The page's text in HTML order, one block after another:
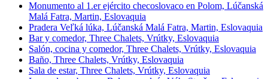
Monumento al 1.er ejército checoslovaco en Polom, Lúčanská
Malá Fatra, Martin, Eslovaquia
Pradera Veľká lúka, Lúčanská Malá Fatra, Martin, Eslovaquia
Bar y comedor, Three Chalets, Vrútky, Eslovaquia
Salón, cocina y comedor, Three Chalets, Vrútky, Eslovaquia
Baño, Three Chalets, Vrútky, Eslovaquia
Sala de estar, Three Chalets, Vrútky, Eslovaquia